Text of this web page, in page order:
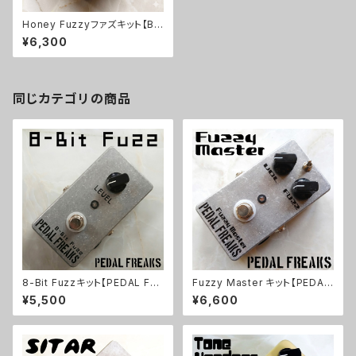
Honey Fuzzyファズキット【BA
SIC KIT】
¥6,300
同じカテゴリの商品
8-Bit Fuzzキット【PEDAL FRE
AKS】
¥5,500
Fuzzy Master キット【PEDAL
FREAKS】
¥6,600